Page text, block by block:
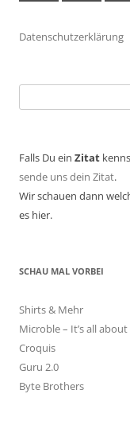
Datenschutzerklärung
nach:
Falls Du ein Zitat
sende uns dein Zitat.
Wir schauen dann
es hier.
SCHAU MAL VORBEI
Shirts & Mehr
Microble – It’s all
Croquis
Guru 2.0
Byte Brothers